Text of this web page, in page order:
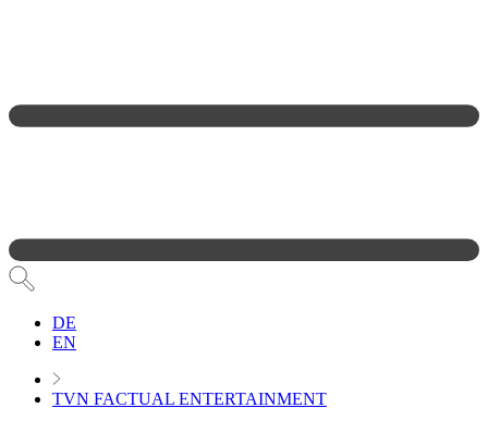
DE
EN
TVN FACTUAL ENTERTAINMENT